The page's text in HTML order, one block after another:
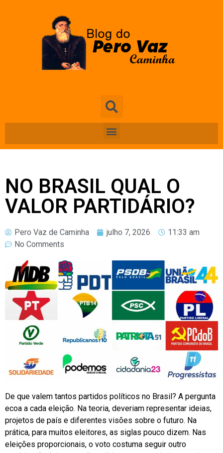
NO BRASIL QUAL O
VALOR PARTIDÁRIO?
Pero Vaz de Caminha julho 7, 2026
11:33 am
No Comments
De que valem tantos partidos políticos no Brasil? A pergunta
ecoa a cada eleição. Na teoria, deveriam representar ideias,
projetos de país e diferentes visões sobre o futuro. Na
prática, para muitos eleitores, as siglas pouco dizem. Nas
eleições proporcionais, o voto costuma seguir outro